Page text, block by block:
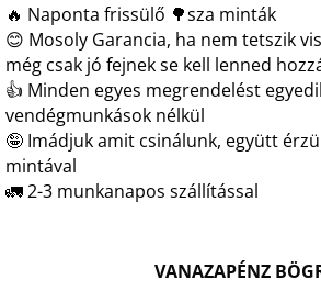
🔥 Naponta frissülő 🌳sza minták
😊 Mosoly Garancia, ha nem tetszik
még csak jó fejnek se kell lenned
👍 Minden egyes megrendelést
vendégmunkások nélkül
🤪 Imádjuk amit csinálunk, együtt
mintával
🚛 2-3 munkanapos szállítással
VANAZAPÉNZ